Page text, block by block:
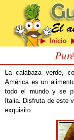
Inicio
La calabaza verde,
América es un
todo el mundo y se
Italia. Disfruta de este
exquisito.